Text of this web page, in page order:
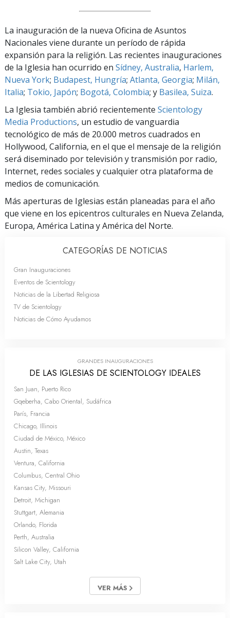
La inauguración de la nueva Oficina de Asuntos
Nacionales viene durante un período de rápida
expansión para la religión. Las recientes inauguraciones
de la Iglesia han ocurrido en Sídney, Australia, Harlem,
Nueva York; Budapest, Hungría; Atlanta, Georgia; Milán,
Italia; Tokio, Japón; Bogotá, Colombia; y Basilea, Suiza.
La Iglesia también abrió recientemente Scientology
Media Productions, un estudio de vanguardia
tecnológico de más de 20.000 metros cuadrados en
Hollywood, California, en el que el mensaje de la religión
será diseminado por televisión y transmisión por radio,
Internet, redes sociales y cualquier otra plataforma de
medios de comunicación.
Más aperturas de Iglesias están planeadas para el año
que viene en los epicentros culturales en Nueva Zelanda,
Europa, América Latina y América del Norte.
CATEGORÍAS DE NOTICIAS
Gran Inauguraciones
Eventos de Scientology
Noticias de la Libertad Religiosa
TV de Scientology
Noticias de Cómo Ayudamos
GRANDES INAUGURACIONES
DE LAS IGLESIAS DE SCIENTOLOGY IDEALES
San Juan, Puerto Rico
Gqeberha, Cabo Oriental, Sudáfrica
París, Francia
Chicago, Illinois
Ciudad de México, México
Austin, Texas
Ventura, California
Columbus, Central Ohio
Kansas City, Missouri
Detroit, Michigan
Stuttgart, Alemania
Orlando, Florida
Perth, Australia
Silicon Valley, California
Salt Lake City, Utah
VER MÁS